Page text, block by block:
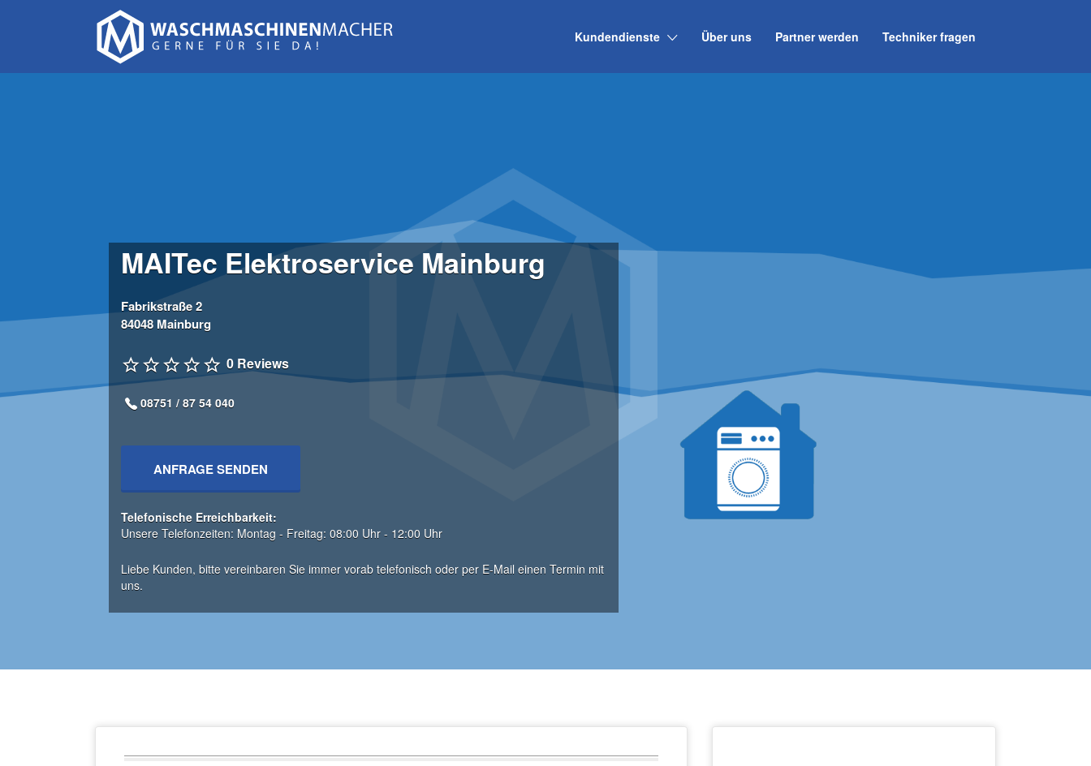
Kundendienste Über uns Partner werden Techniker fragen
Suchen
nach:
MAITec Elektroservice Mainburg
Fabrikstraße 2
84048 Mainburg
0 Reviews
08751 / 87 54 040
ANFRAGE SENDEN
Telefonische Erreichbarkeit:
Unsere Telefonzeiten: Montag - Freitag: 08:00 Uhr - 12:00 Uhr
Liebe Kunden, bitte vereinbaren Sie immer vorab telefonisch oder per E-Mail einen Termin mit
uns.